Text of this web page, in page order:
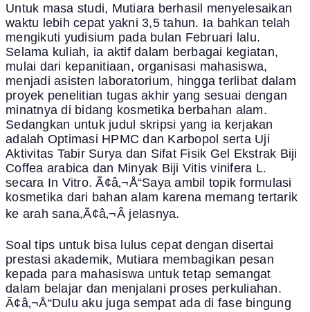
Untuk masa studi, Mutiara berhasil menyelesaikan
waktu lebih cepat yakni 3,5 tahun. Ia bahkan telah
mengikuti yudisium pada bulan Februari lalu.
Selama kuliah, ia aktif dalam berbagai kegiatan,
mulai dari kepanitiaan, organisasi mahasiswa,
menjadi asisten laboratorium, hingga terlibat dalam
proyek penelitian tugas akhir yang sesuai dengan
minatnya di bidang kosmetika berbahan alam.
Sedangkan untuk judul skripsi yang ia kerjakan
adalah Optimasi HPMC dan Karbopol serta Uji
Aktivitas Tabir Surya dan Sifat Fisik Gel Ekstrak Biji
Coffea arabica dan Minyak Biji Vitis vinifera L.
secara In Vitro. Ã¢â‚¬Å“Saya ambil topik formulasi
kosmetika dari bahan alam karena memang tertarik
ke arah sana,Ã¢â‚¬Â jelasnya.
Soal tips untuk bisa lulus cepat dengan disertai
prestasi akademik, Mutiara membagikan pesan
kepada para mahasiswa untuk tetap semangat
dalam belajar dan menjalani proses perkuliahan.
Ã¢â‚¬Å“Dulu aku juga sempat ada di fase bingung